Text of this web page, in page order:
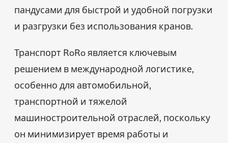
пандусами для быстрой и удобной погрузки
и разгрузки без использования кранов.
Транспорт RoRo является ключевым
решением в международной логистике,
особенно для автомобильной,
транспортной и тяжелой
машиностроительной отраслей, поскольку
он минимизирует время работы и